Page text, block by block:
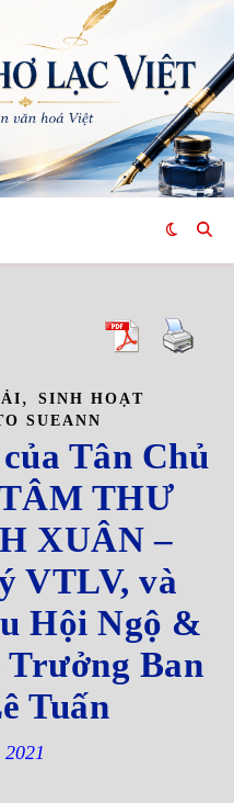
,
SINH HOẠT
SUEANN
Tân Chủ
THƯ
XUÂN –
VTLV, và
Hội Ngộ &
Trưởng Ban
Tuấn